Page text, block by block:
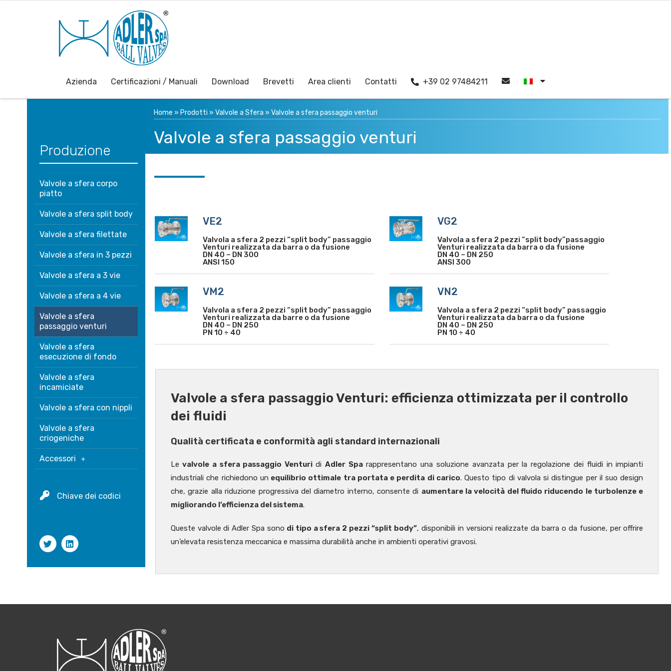
Azienda Certificazioni / Manuali Download Brevetti Area clienti Contatti +39 02 97484211
Produzione
Valvole a sfera corpo
piatto
Valvole a sfera split body
Valvole a sfera filettate
Valvole a sfera in 3 pezzi
Valvole a sfera a 3 vie
Valvole a sfera a 4 vie
Valvole a sfera
passaggio venturi
Valvole a sfera
esecuzione di fondo
Valvole a sfera
incamiciate
Valvole a sfera con nippli
Valvole a sfera
criogeniche
Accessori
Chiave dei codici
Home » Prodotti »Valvole a Sfera »Valvole a sfera passaggio venturi
Valvole a sfera passaggio venturi
VE2
Valvola a sfera 2 pezzi “split body” passaggio
Venturi realizzata da barra o da fusione
DN 40 – DN 300
ANSI 150
VG2
Valvola a sfera 2 pezzi “split body”passaggio
Venturi realizzata da barra o da fusione
DN 40 – DN 250
ANSI 300
VM2
Valvola a sfera 2 pezzi “split body” passaggio
Venturi realizzata da barre o da fusione
DN 40 – DN 250
PN 10 ÷ 40
VN2
Valvola a sfera 2 pezzi “split body” passaggio
Venturi realizzata da barra o da fusione
DN 40 – DN 250
PN 10 ÷ 40
Valvole a sfera passaggio Venturi: efficienza ottimizzata per il controllo
dei fluidi
Qualità certificata e conformità agli standard internazionali
Le valvole a sfera passaggio Venturi di Adler Sparappresentano una soluzione avanzata per la regolazione dei fluidi in impianti
industriali che richiedono un equilibrio ottimale tra portata e perdita di carico. Questo tipo di valvola si distingue per il suo design
che, grazie alla riduzione progressiva del diametro interno, consente di aumentare la velocità del fluido riducendo le turbolenze e
migliorando l’efficienza del sistema.
Queste valvole di Adler Spa sono di tipo a sfera 2 pezzi “split body”, disponibili in versioni realizzate da barra o da fusione, per offrire
un’elevata resistenza meccanica e massima durabilità anche in ambienti operativi gravosi.